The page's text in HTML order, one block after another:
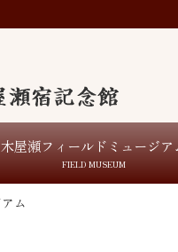
木屋瀬フィールドミュージア
FIELD MUSEUM
ム